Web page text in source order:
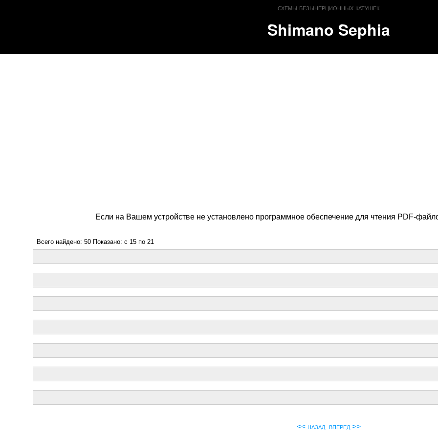
схемы безынерционных катушек
Shimano Sephia
Если на Вашем устройстве не установлено программное обеспечение для чтения PDF-
Всего найдено: 50 Показано: c 15 по 21
<< назад вперед >>